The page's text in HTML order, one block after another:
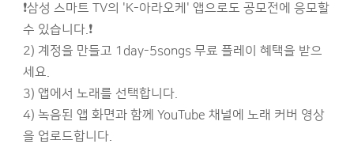
❗삼성 스마트 TV의 'K-아라오케' 앱으로도 공모전에 응모할
수 있습니다.❗
2) 계정을 만들고 1day-5songs 무료 플레이 혜택을 받으
세요.
3) 앱에서 노래를 선택합니다.
4) 녹음된 앱 화면과 함께 YouTube 채널에 노래 커버 영상
을 업로드합니다.